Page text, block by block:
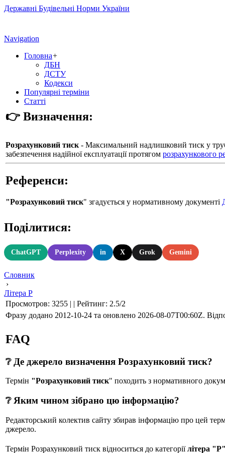
Державні Будівельні Норми України
Navigation
Головна+
ДБН
ДСТУ
Кодекси
Популярні терміни
Статті
👉 Визначення:
Розрахунковий тиск - Максимальний надлишковий тиск у
забезпечення надійної експлуатації протягом розрахункового
Референси:
"Розрахунковий тиск" згадується у нормативному документі
Поділитися:
ChatGPT Perplexity in X Grok Gemini
Словник
›
Літера Р
Просмотров: 3255 | | Рейтинг: 2.5/2
Фразу додано 2012-10-24 та оновлено 2026-08-07T00:60Z.
FAQ
❔ Де джерело визначення Розрахунковий тиск?
Термін "Розрахунковий тиск" походить з нормативного
❔ Яким чином зібрано цю інформацію?
Редакторський колектив сайту збирав інформацію про цей
джерело.
Термін Розрахунковий тиск відноситься до категоріїлітера